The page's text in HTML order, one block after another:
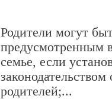
Родители могут
предусмотренным
семье, если
родителей;...